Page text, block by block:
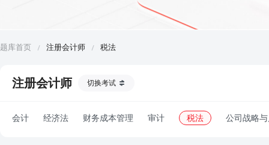
题库首页 注册会计师 税法
注册会计师 切换考试
会计 经济法 财务成本管理 审计 税法 公司战略